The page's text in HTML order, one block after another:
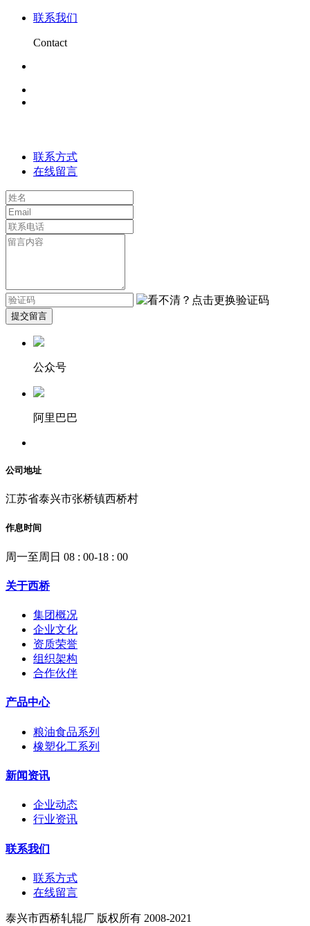
联系我们
Contact
联系方式
在线留言
提交留言
公众号
阿里巴巴
公司地址
江苏省泰兴市张桥镇西桥村
作息时间
周一至周日 08 : 00-18 : 00
关于西桥
集团概况
企业文化
资质荣誉
组织架构
合作伙伴
产品中心
粮油食品系列
橡塑化工系列
新闻资讯
企业动态
行业资讯
联系我们
联系方式
在线留言
泰兴市西桥轧辊厂 版权所有 2008-2021